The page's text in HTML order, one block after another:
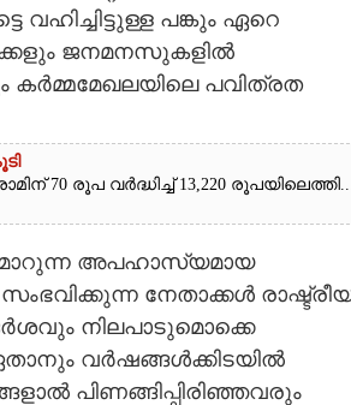
പങ്കും ഏറെ
ജനമനസുകളിൽ
കർമ്മമേഖലയിലെ പവിത്രത
70 രൂപ വർദ്ധിച്ച് 13,220
മാറുന്ന അപഹാസ്യമായ
നേതാക്കൾ
നിലപാടുമൊക്കെ
വർഷങ്ങൾക്കിടയിൽ
പിണങ്ങിപ്പിരിഞ്ഞവരും